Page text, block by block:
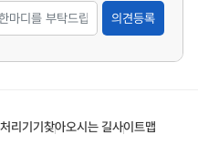
의견등록
리기기 찾아오시는 길사이트맵